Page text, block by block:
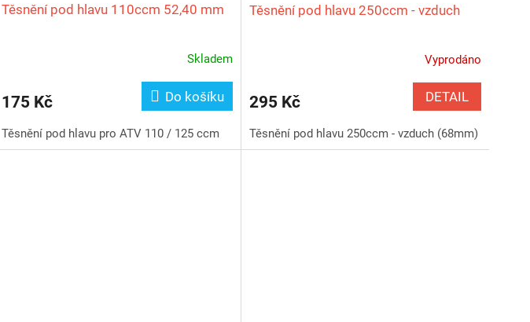
Těsnění pod hlavu 110ccm 52,40 mm
Skladem
175 Kč Do košíku
Těsnění pod hlavu pro ATV 110 / 125 ccm
Těsnění pod hlavu 250ccm - vzduch
Vyprodáno
295 Kč DETAIL
Těsnění pod hlavu 250ccm - vzduch (68mm)